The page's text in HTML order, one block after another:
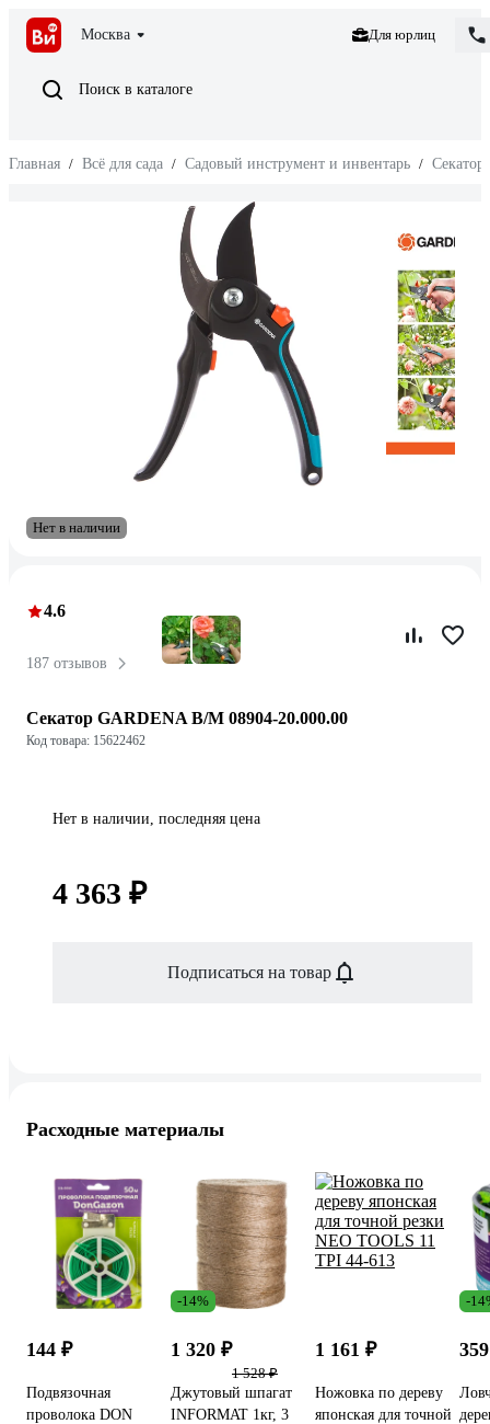
Москва Для юрлиц
Поиск в каталоге
Главная / Всё для сада / Садовый инструмент и инвентарь /
Нет в наличии
4.6
187 отзывов
Секатор GARDENA B/M 08904-20.000.00
Код товара: 15622462
Нет в наличии, последняя цена
4 363 ₽
Подписаться на товар
Расходные материалы
144 ₽
Подвязочная
проволока DON
-14%
1 320 ₽
1 528 ₽
Джутовый шпагат
INFORMAT 1кг, 3
1 161 ₽
Ножовка по дереву
японская для точной
-